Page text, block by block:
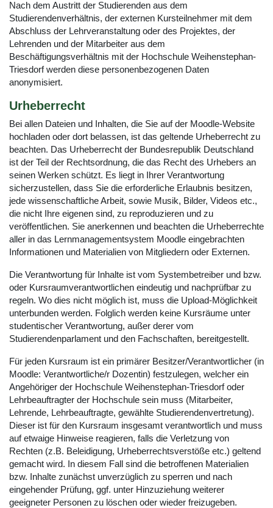
Nach dem Austritt der Studierenden aus dem
Studierendenverhältnis, der externen Kursteilnehmer mit dem
Abschluss der Lehrveranstaltung oder des Projektes, der
Lehrenden und der Mitarbeiter aus dem
Beschäftigungsverhältnis mit der Hochschule Weihenstephan-
Triesdorf werden diese personenbezogenen Daten
anonymisiert.
Urheberrecht
Bei allen Dateien und Inhalten, die Sie auf der Moodle-Website
hochladen oder dort belassen, ist das geltende Urheberrecht zu
beachten. Das Urheberrecht der Bundesrepublik Deutschland
ist der Teil der Rechtsordnung, die das Recht des Urhebers an
seinen Werken schützt. Es liegt in Ihrer Verantwortung
sicherzustellen, dass Sie die erforderliche Erlaubnis besitzen,
jede wissenschaftliche Arbeit, sowie Musik, Bilder, Videos etc.,
die nicht Ihre eigenen sind, zu reproduzieren und zu
veröffentlichen. Sie anerkennen und beachten die Urheberrechte
aller in das Lernmanagementsystem Moodle eingebrachten
Informationen und Materialien von Mitgliedern oder Externen.
Die Verantwortung für Inhalte ist vom Systembetreiber und bzw.
oder Kursraumverantwortlichen eindeutig und nachprüfbar zu
regeln. Wo dies nicht möglich ist, muss die Upload-Möglichkeit
unterbunden werden. Folglich werden keine Kursräume unter
studentischer Verantwortung, außer derer vom
Studierendenparlament und den Fachschaften, bereitgestellt.
Für jeden Kursraum ist ein primärer Besitzer/Verantwortlicher (in
Moodle: Verantwortliche/r Dozentin) festzulegen, welcher ein
Angehöriger der Hochschule Weihenstephan-Triesdorf oder
Lehrbeauftragter der Hochschule sein muss (Mitarbeiter,
Lehrende, Lehrbeauftragte, gewählte Studierendenvertretung).
Dieser ist für den Kursraum insgesamt verantwortlich und muss
auf etwaige Hinweise reagieren, falls die Verletzung von
Rechten (z.B. Beleidigung, Urheberrechtsverstöße etc.) geltend
gemacht wird. In diesem Fall sind die betroffenen Materialien
bzw. Inhalte zunächst unverzüglich zu sperren und nach
eingehender Prüfung, ggf. unter Hinzuziehung weiterer
geeigneter Personen zu löschen oder wieder freizugeben.